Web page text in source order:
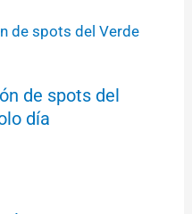
de spots del
día